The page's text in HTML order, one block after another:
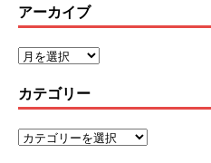
アーカイブ
カテゴリー